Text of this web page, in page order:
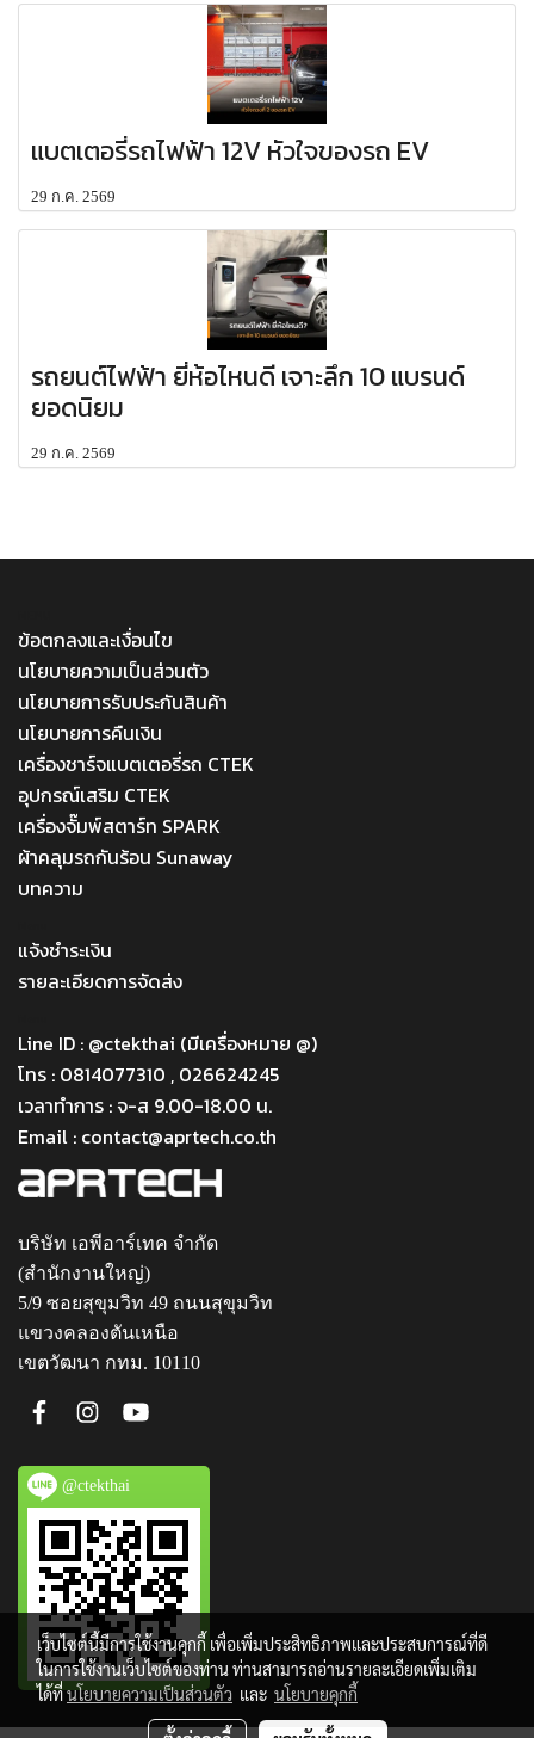
แบตเตอรี่รถไฟฟ้า 12V หัวใจของรถ EV
29 ก.ค. 2569
รถยนต์ไฟฟ้า ยี่ห้อไหนดี เจาะลึก 10 แบรนด์
ยอดนิยม
29 ก.ค. 2569
ข้อตกลงและเงื่อนไข
นโยบายความเป็นส่วนตัว
นโยบายการรับประกันสินค้า
นโยบายการคืนเงิน
เครื่องชาร์จแบตเตอรี่รถ CTEK
อุปกรณ์เสริม CTEK
เครื่องจั๊มพ์สตาร์ท SPARK
ผ้าคลุมรถกันร้อน Sunaway
บทความ
แจ้งชำระเงิน
รายละเอียดการจัดส่ง
Line ID : @ctekthai (มีเครื่องหมาย @)
โทร : 0814077310 , 026624245
เวลาทำการ : จ-ส 9.00-18.00 น.
Email : contact@aprtech.co.th
บริษัท เอพีอาร์เทค จำกัด
(สำนักงานใหญ่)
5/9 ซอยสุขุมวิท 49 ถนนสุขุมวิท
แขวงคลองตันเหนือ
เขตวัฒนา กทม. 10110
@ctekthai
เว็บไซต์นี้มีการใช้งานคุกกี้ เพื่อเพิ่มประสิทธิภาพและประสบการณ์ที่ดี
ในการใช้งานเว็บไซต์ของท่าน ท่านสามารถอ่านรายละเอียดเพิ่มเติม
ได้ที่นโยบายความเป็นส่วนตัว และ นโยบายคุกกี้